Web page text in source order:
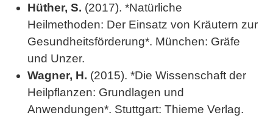
Hüther, S. (2017). *Natürliche
Heilmethoden: Der Einsatz von Kräutern zur
Gesundheitsförderung*. München: Gräfe
und Unzer.
Wagner, H. (2015). *Die Wissenschaft der
Heilpflanzen: Grundlagen und
Anwendungen*. Stuttgart: Thieme Verlag.